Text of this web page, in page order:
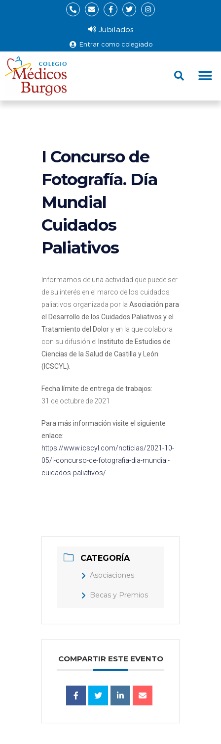
Entrar como colegiado
Jubilados
I Concurso de
Fotografía. Día
Mundial
Cuidados
Paliativos
Informamos de una actividad que puede ser
de su interés en el marco de los cuidados
paliativos organizada por la Asociación para
el Desarrollo de los Cuidados Paliativos y el
Tratamiento del Dolory en la que colabora
con su difusión el Instituto de Estudios de
Ciencias de la Salud de Castilla y León
(ICSCYL).
Fecha límite de entrega de trabajos:
31 de octubre de 2021
Para más información visite el siguiente
enlace:
https://www.icscyl.com/noticias/2021-10-
05/i-concurso-de-fotografia-dia-mundial-
cuidados-paliativos/
CATEGORÍA
Asociaciones
Becas y Premios
COMPARTIR ESTE EVENTO